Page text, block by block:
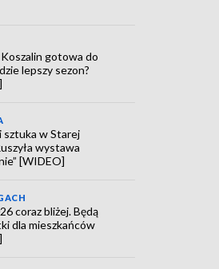
gotowa do
lepszy sezon?
sztuka w Starej
wystawa
[WIDEO]
coraz bliżej. Będą
dla mieszkańców